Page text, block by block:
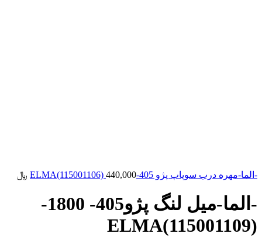
-الما-مهره درب سوپاپ پژو 405-ELMA(115001106) 440,000 ﷼
-الما-میل لنگ پژو405- 1800-
ELMA(115001109)